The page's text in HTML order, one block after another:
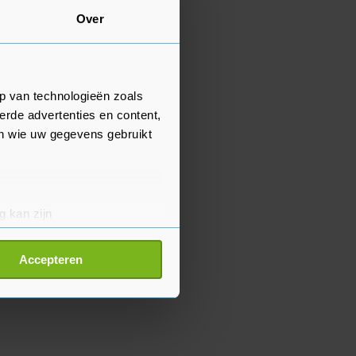
Over
van technologieën zoals
advertenties en content,
wie uw gegevens gebruikt
kan zijn
detailgedeelte
Accepteren